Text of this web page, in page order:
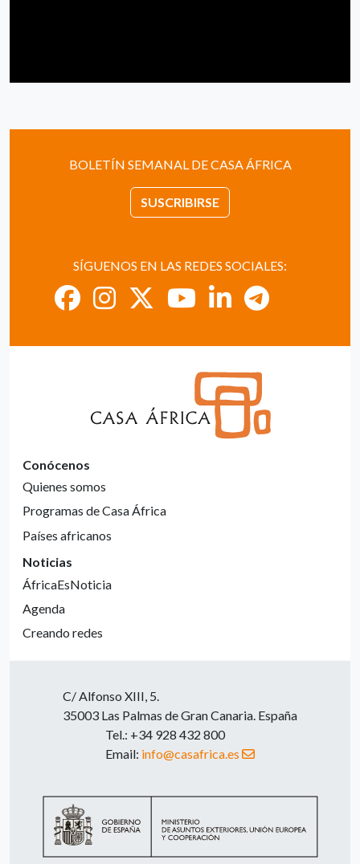
BOLETÍN SEMANAL DE CASA ÁFRICA
SUSCRIBIRSE
SÍGUENOS EN LAS REDES SOCIALES:
Conócenos
Quienes somos
Programas de Casa África
Países africanos
Noticias
ÁfricaEsNoticia
Agenda
Creando redes
C/ Alfonso XIII, 5.
35003 Las Palmas de Gran Canaria. España
Tel.: +34 928 432 800
Email: info@casafrica.es